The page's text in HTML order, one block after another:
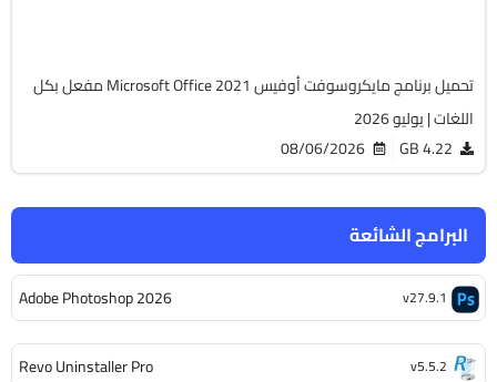
البرامج الشائعة
Adobe Photoshop 2026 v27.9.1
Revo Uninstaller Pro v5.5.2
تحميل برنامج مايكروسوفت أوفيس Microsoft Office 2021 مفعل بكل
اللغات | يوليو 2026
4.22 GB
08/06/2026